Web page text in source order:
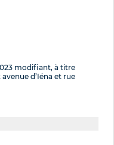
modifiant, à titre
d’Iéna et rue